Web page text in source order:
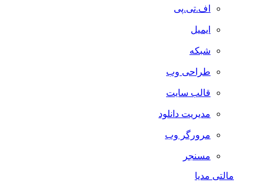
اف.تی.پی
ایمیل
شبکه
طراحی وب
قالب سایت
مدیریت دانلود
مرورگر وب
مسنجر
مالتی مدیا